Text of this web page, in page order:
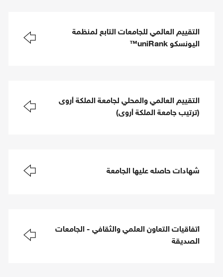
التقييم العالمي للجامعات التابع لمنظمة
اليونسكو uniRank™
التقييم العالمي والمحلي لجامعة الملكة أروى
(ترتيب جامعة الملكة أروى)
شهادات حاصله عليها الجامعة
اتفاقيات التعاون العلمي والثقافي - الجامعات
الصديقة